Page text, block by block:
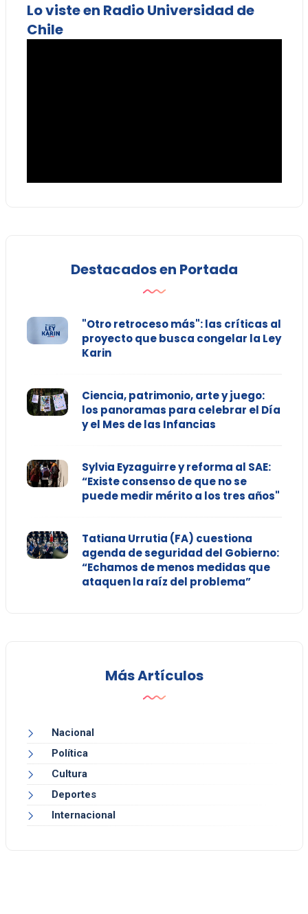
Lo viste en Radio Universidad de
Chile
Destacados en Portada
"Otro retroceso más": las críticas al
proyecto que busca congelar la Ley
Karin
Ciencia, patrimonio, arte y juego:
los panoramas para celebrar el Día
y el Mes de las Infancias
Sylvia Eyzaguirre y reforma al SAE:
“Existe consenso de que no se
puede medir mérito a los tres años"
Tatiana Urrutia (FA) cuestiona
agenda de seguridad del Gobierno:
“Echamos de menos medidas que
ataquen la raíz del problema”
Más Artículos
Nacional
Política
Cultura
Deportes
Internacional